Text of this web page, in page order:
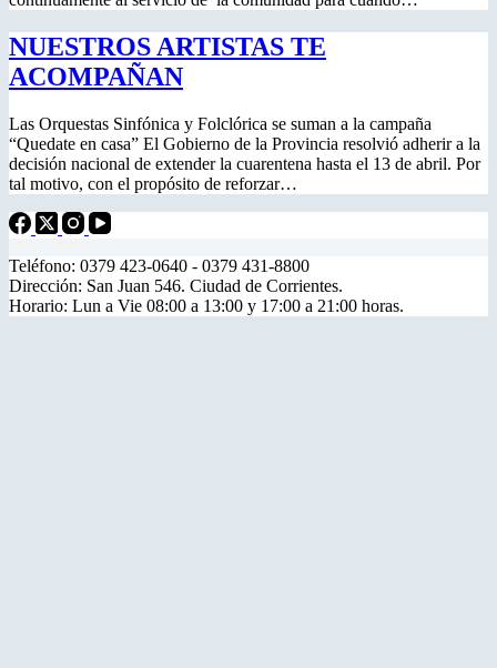
NUESTROS ARTISTAS TE
ACOMPAÑAN
Las Orquestas Sinfónica y Folclórica se suman a la campaña
“Quedate en casa” El Gobierno de la Provincia resolvió adherir a la
decisión nacional de extender la cuarentena hasta el 13 de abril. Por
tal motivo, con el propósito de reforzar…
Teléfono: 0379 423-0640 - 0379 431-8800
Dirección: San Juan 546. Ciudad de Corrientes.
Horario: Lun a Vie 08:00 a 13:00 y 17:00 a 21:00 horas.